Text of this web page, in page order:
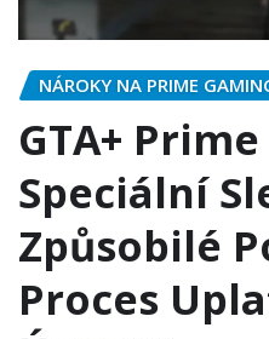
NÁROKY NA PRIME
GTA+
Speciální
Způsobilé
Proces